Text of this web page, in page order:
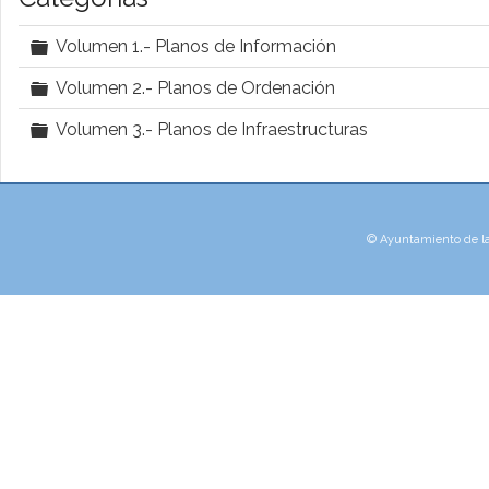
r
p
e
t
C
a
r
p
e
Volumen 1.- Planos de Información
C
a
r
Volumen 2.- Planos de Ordenación
CVolumen 3.- Planos de Infraestructuras
© Ayuntamiento de